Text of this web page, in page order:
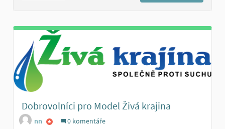
Dobrovolníci pro Model Živá krajina
nn 0 komentáře